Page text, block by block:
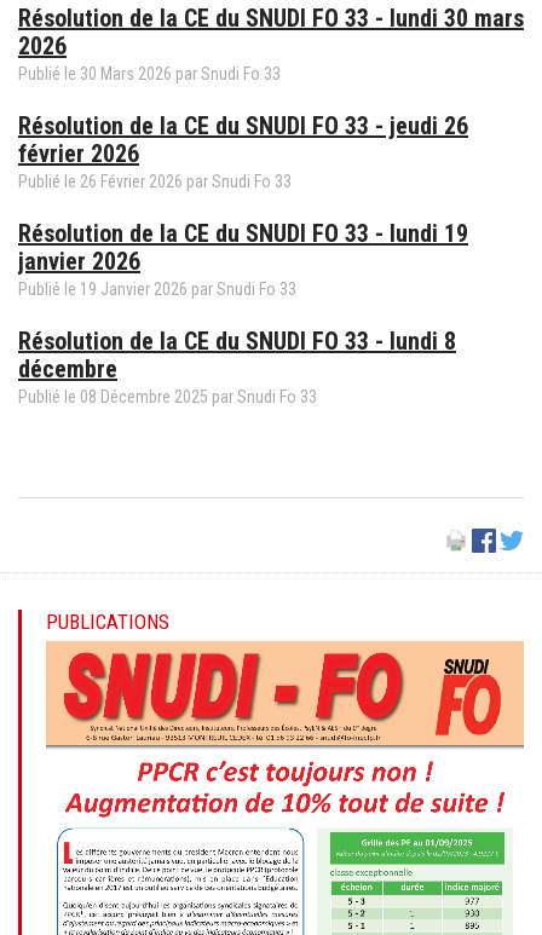
Résolution de la CE du SNUDI FO 33 - lundi 30 mars
2026
Publié le 30 Mars 2026 parSnudi Fo 33
Résolution de la CE du SNUDI FO 33 - jeudi 26
février 2026
Publié le 26 Février 2026 parSnudi Fo 33
Résolution de la CE du SNUDI FO 33 - lundi 19
janvier 2026
Publié le 19 Janvier 2026 parSnudi Fo 33
Résolution de la CE du SNUDI FO 33 - lundi 8
décembre
Publié le 08 Décembre 2025 parSnudi Fo 33
PUBLICATIONS